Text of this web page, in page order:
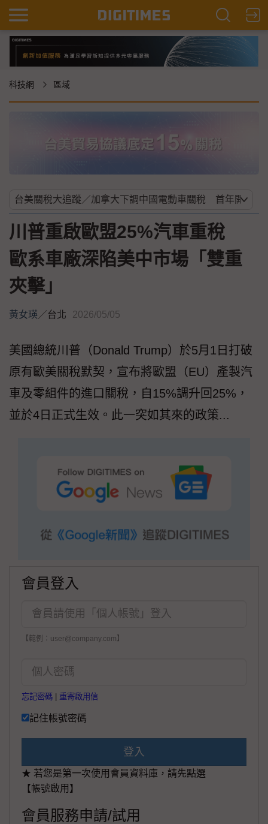
科技網 區域
川普重啟歐盟25%汽車重稅
歐系車廠深陷美中市場「雙重
夾擊」
黃女瑛 ／台北 2026/05/05
美國總統川普（Donald Trump）於5月1日打破
原有歐美關稅默契，宣布將歐盟（EU）產製汽
車及零組件的進口關稅，自15%調升回25%，
並於4日正式生效。此一突如其來的政策...
會員登入
【範例：user@company.com】
忘記密碼 重寄啟用信
記住帳號密碼
登入
★ 若您是第一次使用會員資料庫，請先點選
【帳號啟用】
會員服務申請/試用